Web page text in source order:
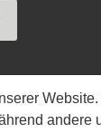
andere